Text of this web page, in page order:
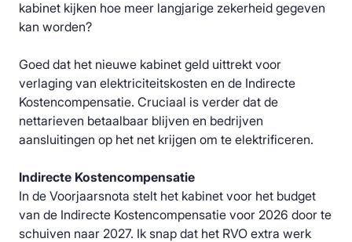
kabinet kijken hoe meer langjarige zekerheid gegeven
kan worden?
Goed dat het nieuwe kabinet geld uittrekt voor
verlaging van elektriciteitskosten en de Indirecte
Kostencompensatie. Cruciaal is verder dat de
nettarieven betaalbaar blijven en bedrijven
aansluitingen op het net krijgen om te elektrificeren.
Indirecte Kostencompensatie
In de Voorjaarsnota stelt het kabinet voor het budget
van de Indirecte Kostencompensatie voor 2026 door te
schuiven naar 2027. Ik snap dat het RVO extra werk